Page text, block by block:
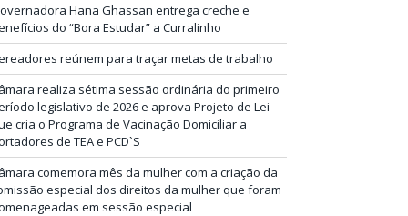
Hana Ghassan entrega creche e
do “Bora Estudar” a Curralinho
reúnem para traçar metas de trabalho
realiza sétima sessão ordinária do primeiro
legislativo de 2026 e aprova Projeto de Lei
cria o Programa de Vacinação Domiciliar a
de TEA e PCD`S
comemora mês da mulher com a criação da
especial dos direitos da mulher que foram
em sessão especial